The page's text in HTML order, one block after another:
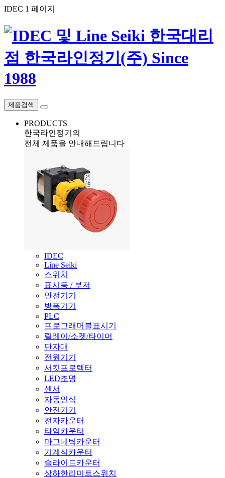
IDEC 1 페이지
제품검색
PRODUCTS
한국라인정기의
전체 제품을 안내해드립니다
IDEC
Line Seiki
스위치
표시등 / 부저
안전기기
방폭기기
PLC
프로그래머블표시기
릴레이/소켓/타이머
단자대
전원기기
서킷프로텍터
LED조명
센서
자동인식
안전기기
전자카운터
타임카운터
마그네틱카운터
기계식카운터
슬라이드카운터
상하한리미트스위치